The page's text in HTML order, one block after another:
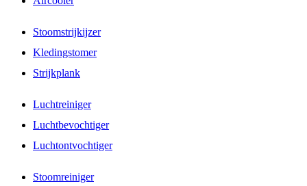
Stoomstrijkijzer
Kledingstomer
Strijkplank
Luchtreiniger
Luchtbevochtiger
Luchtontvochtiger
Stoomreiniger